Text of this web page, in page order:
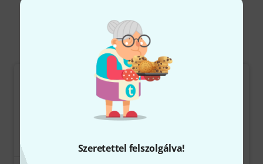
Szeretettel felszolgálva!
Videocamere & Mirrorless